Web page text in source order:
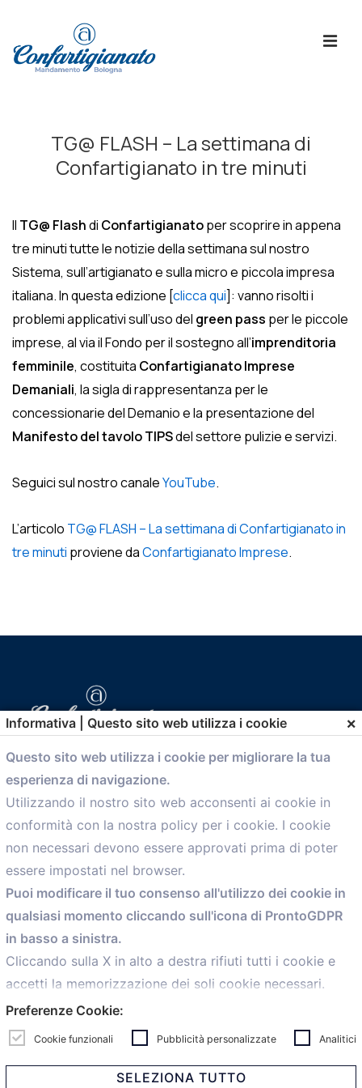
Principale
TG@ FLASH – La settimana di
Confartigianato in tre minuti
Il TG@ Flashdi Confartigianatoper scoprire in appena
tre minuti tutte le notizie della settimana sul nostro
Sistema, sull’artigianato e sulla micro e piccola impresa
italiana. In questa edizione [clicca qui]: vanno risolti i
problemi applicativi sull’uso del green pass per le piccole
imprese, al via il Fondo per il sostegno all’imprenditoria
femminile, costituita Confartigianato Imprese
Demaniali, la sigla dirappresentanza per le
concessionarie del Demanio e la presentazione del
Manifesto del tavolo TIPSdel settore pulizie e servizi.
Seguici sul nostro canaleYouTube.
L’articolo TG@ FLASH – La settimana di Confartigianato in
tre minuti proviene daConfartigianato Imprese.
comunicazione@confartigianato.bo.it
Menù
Home
Servizi
Convenzioni
Voce delle Nostre aziende
Informazioni Ex L. 124/2017
News
personalCaf
Informativa | Questo sito web utilizza i cookie ×
Questo sito web utilizza i cookie per migliorare la tua
esperienza di navigazione.
Utilizzando il nostro sito web acconsenti ai cookie in
conformità con la nostra policy per i cookie. I cookie
non necessari devono essere approvati prima di poter
essere impostati nel browser.
Puoi modificare il tuo consenso all'utilizzo dei cookie in
qualsiasi momento cliccando sull'icona di ProntoGDPR
in basso a sinistra.
Cliccando sulla X in alto a destra rifiuti tutti i cookie e
accetti la memorizzazione dei soli cookie necessari.
Preferenze Cookie:
Cookie funzionali Pubblicità personalizzate Analitici
SELEZIONA TUTTO